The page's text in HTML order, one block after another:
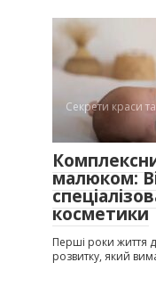
Секрети краси
малюком:
косметики
Перші роки життя
розвитку, який